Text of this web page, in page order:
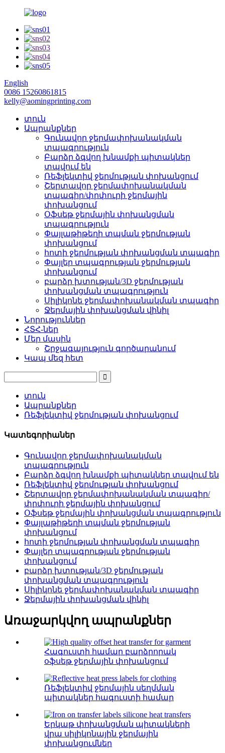
English
0086 15260861815
kelly@aomingprinting.com
տուն
Ապրանքներ
Գունավոր ջերմափոխանակման
տպագրություն
Բարձր ձգվող խնամքի պիտակներ
տպվում են
Ռեֆլեկտիվ ջերմության փոխանցում
Շերտավոր ջերմափոխանակման
տպագիր/փրփուրի ջերմային
փոխանցում
Օֆսեթ ջերմային փոխանցման
տպագրություն
Փայլաթիթեղի տպման ջերմության
փոխանցում
հոտի ջերմության փոխանցման տպագիր
Փայլեր տպագրության ջերմության
փոխանցում
բարձր խտության/3D ջերմության
փոխանցման տպագրություն
Սիլիկոնե ջերմափոխանակման տպագիր
Ջերմային փոխանցման վինիլ
Նորություններ
ՀՏՀ-ներ
Մեր մասին
Շրջագայություն գործարանում
Կապ մեզ հետ
տուն
Ապրանքներ
Ռեֆլեկտիվ ջերմության փոխանցում
Կատեգորիաներ
Գունավոր ջերմափոխանակման
տպագրություն
Բարձր ձգվող խնամքի պիտակներ տպվում են
Ռեֆլեկտիվ ջերմության փոխանցում
Շերտավոր ջերմափոխանակման տպագիր/
փրփուրի ջերմային փոխանցում
Օֆսեթ ջերմային փոխանցման տպագրություն
Փայլաթիթեղի տպման ջերմության
փոխանցում
հոտի ջերմության փոխանցման տպագիր
Փայլեր տպագրության ջերմության
փոխանցում
բարձր խտության/3D ջերմության
փոխանցման տպագրություն
Սիլիկոնե ջերմափոխանակման տպագիր
Ջերմային փոխանցման վինիլ
Առաջարկվող ապրանքներ
Հագուստի համար բարձրորակ
օֆսեթ ջերմային փոխանցում
Ռեֆլեկտիվ ջերմային սեղմման
պիտակներ հագուստի համար
Երկաթ փոխանցման պիտակների
վրա սիլիկոնային ջերմային
փոխանցումներ